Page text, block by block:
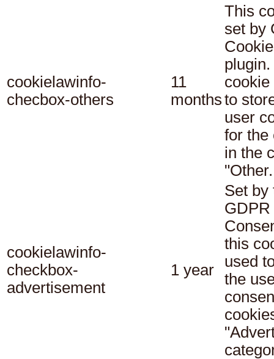
cookielawinfo-
checbox-others
11
months
This
set by
cookie
to
user
for the
in the
"Other.
cookielawinfo-
checkbox-
advertisement
1 year
Set by
this
used
the